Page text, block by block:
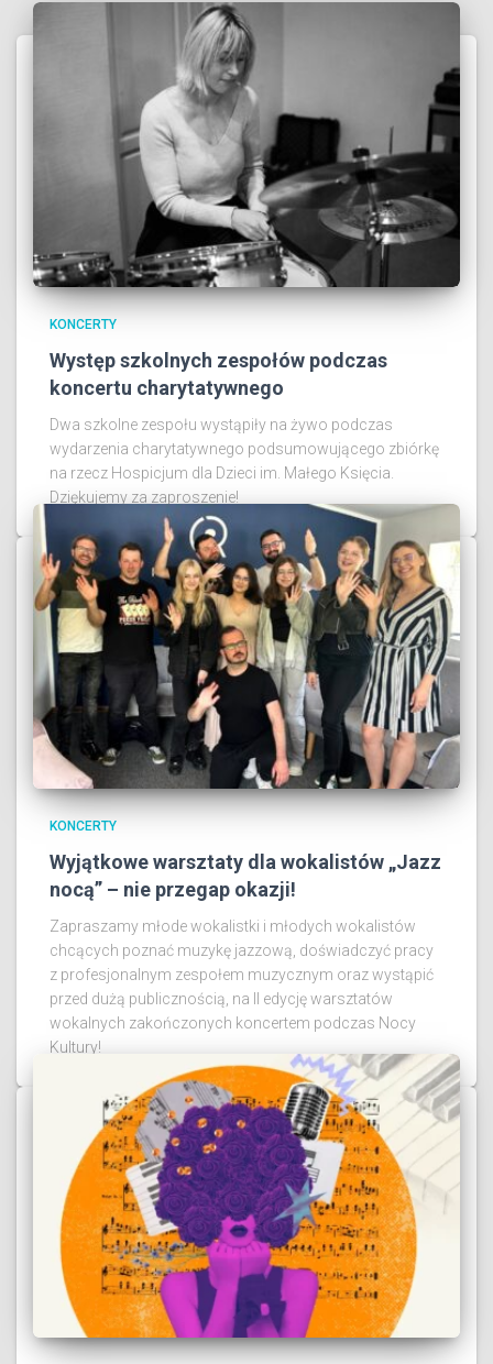
KONCERTY
Występ szkolnych zespołów podczas
koncertu charytatywnego
Dwa szkolne zespołu wystąpiły na żywo podczas
wydarzenia charytatywnego podsumowującego zbiórkę
na rzecz Hospicjum dla Dzieci im. Małego Księcia.
Dziękujemy za zaproszenie!
KONCERTY
Wyjątkowe warsztaty dla wokalistów „Jazz
nocą” – nie przegap okazji!
Zapraszamy młode wokalistki i młodych wokalistów
chcących poznać muzykę jazzową, doświadczyć pracy
z profesjonalnym zespołem muzycznym oraz wystąpić
przed dużą publicznością, na II edycję warsztatów
wokalnych zakończonych koncertem podczas Nocy
Kultury!